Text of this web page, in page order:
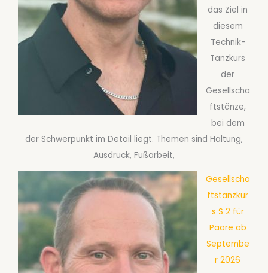
das Ziel in
diesem
Technik-
Tanzkurs
der
Gesellscha
ftstänze,
bei dem
der Schwerpunkt im Detail liegt. Themen sind Haltung,
Ausdruck, Fußarbeit,
Gesellscha
ftstanzkur
s S 2 für
Paare ab
Septembe
r 2026